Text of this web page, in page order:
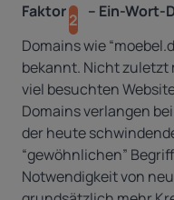
Faktor2 – Ein-Wort-
Domains wie
bekannt. Nicht zuletzt
viel besuchten
Domains verlangen
der heute
“gewöhnlichen”
Notwendigkeit von